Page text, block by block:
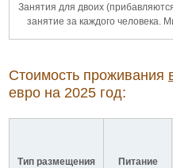
Занятия для двоих
занятие за каждого человека.
Стоимость проживания
евро на 2025 год:
Тип размещения Питание